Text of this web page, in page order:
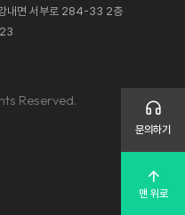
문의하기
맨 위로
내면 서부로 284-33 2층
Reserved.